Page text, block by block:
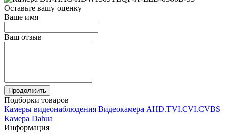
Оставьте вашу оценку
Ваше имя
Ваш отзыв
Продолжить
Подборки товаров
Камеры видеонаблюдения Видеокамера AHD.TVI.CVI.CVBS
Камера Dahua
Информация